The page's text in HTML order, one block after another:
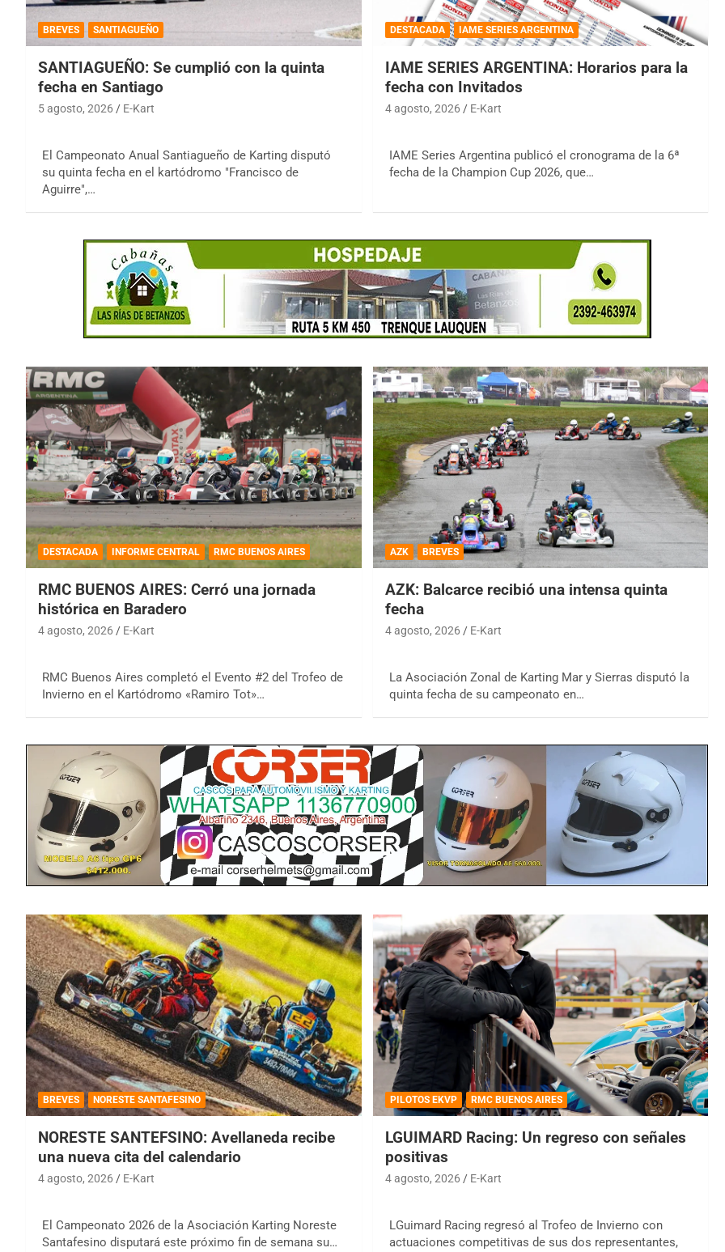
BREVES SANTIAGUEÑO
SANTIAGUEÑO: Se cumplió con la quinta
fecha en Santiago
5 agosto, 2026 E-Kart
El Campeonato Anual Santiagueño de Karting disputó
su quinta fecha en el kartódromo "Francisco de
Aguirre",…
DESTACADA IAME SERIES ARGENTINA
IAME SERIES ARGENTINA: Horarios para la
fecha con Invitados
4 agosto, 2026 E-Kart
IAME Series Argentina publicó el cronograma de la 6ª
fecha de la Champion Cup 2026, que…
DESTACADA INFORME CENTRAL RMC BUENOS AIRES
RMC BUENOS AIRES: Cerró una jornada
histórica en Baradero
4 agosto, 2026 E-Kart
RMC Buenos Aires completó el Evento #2 del Trofeo de
Invierno en el Kartódromo «Ramiro Tot»…
AZK BREVES
AZK: Balcarce recibió una intensa quinta
fecha
4 agosto, 2026 E-Kart
La Asociación Zonal de Karting Mar y Sierras disputó la
quinta fecha de su campeonato en…
BREVES NORESTE SANTAFESINO
NORESTE SANTEFSINO: Avellaneda recibe
una nueva cita del calendario
4 agosto, 2026 E-Kart
El Campeonato 2026 de la Asociación Karting Noreste
Santafesino disputará este próximo fin de semana su…
PILOTOS EKVP RMC BUENOS AIRES
LGUIMARD Racing: Un regreso con señales
positivas
4 agosto, 2026 E-Kart
LGuimard Racing regresó al Trofeo de Invierno con
actuaciones competitivas de sus dos representantes,